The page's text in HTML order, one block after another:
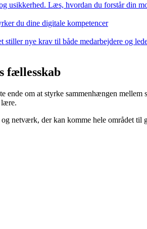
usikkerhed. Læs, hvordan du forstår din
du dine digitale kompetencer
nye krav til både medarbejdere og
fællesskab
ende om at styrke sammenhængen
lære.
og netværk, der kan komme hele området